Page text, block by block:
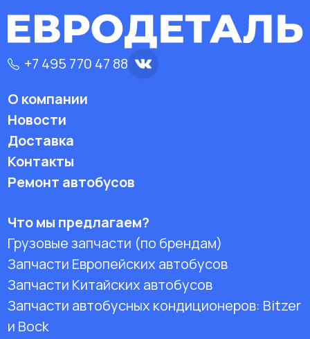
+7 495 770 47 88
О компании
Новости
Доставка
Контакты
Ремонт автобусов
Что мы предлагаем?
Грузовые запчасти (по брендам)
Запчасти Европейских автобусов
Запчасти Китайских автобусов
Запчасти автобусных кондиционеров: Bitzer
и Bock